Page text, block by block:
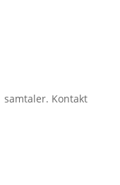
samtaler. Kontakt